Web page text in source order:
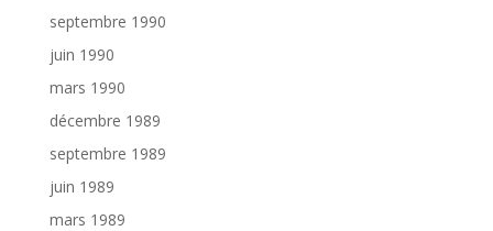
septembre 1990
juin 1990
mars 1990
décembre 1989
septembre 1989
juin 1989
mars 1989